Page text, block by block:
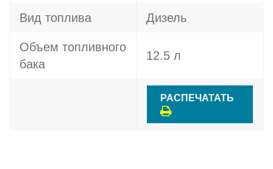
Вид топлива Дизель
Объем топливного
бака
12.5 л
РАСПЕЧАТАТЬ